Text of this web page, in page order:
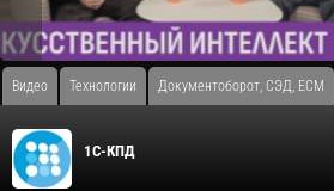
Видео Технологии Документоборот, СЭД, ECM
1С-КПД